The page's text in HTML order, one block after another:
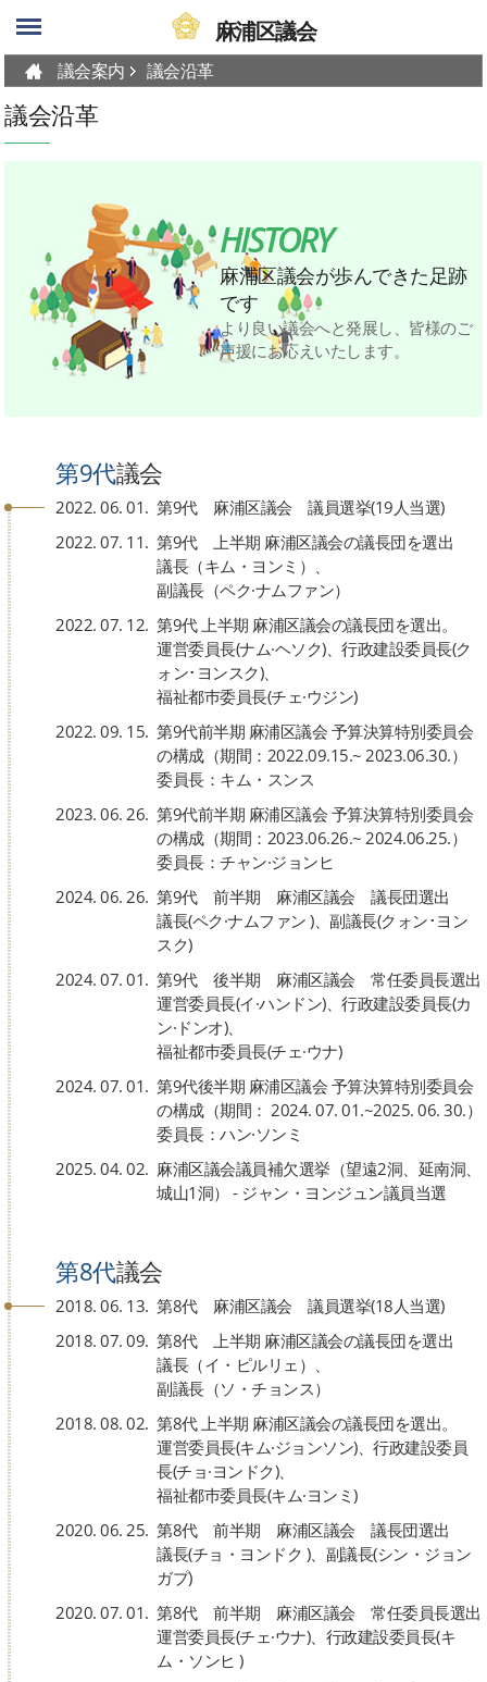
麻浦区議会
議会案内 議会沿革
議会沿革
HISTORY
麻浦区議会が歩んできた足跡
です
より良い議会へと発展し、皆様のご
声援にお応えいたします。
第9代議会
2022. 06. 01. 第9代 麻浦区議会 議員選挙(19人当選)
2022. 07. 11. 第9代 上半期 麻浦区議会の議長団を選出
議長（キム・ヨンミ）、
副議長（ペク·ナムファン）
2022. 07. 12. 第9代 上半期 麻浦区議会の議長団を選出。
運営委員長(ナム·ヘソク)、行政建設委員長(ク
ォン･ヨンスク)、
福祉都巿委員長(チェ·ウジン)
2022. 09. 15. 第9代前半期 麻浦区議会 予算決算特別委員会
の構成（期間：2022.09.15.~ 2023.06.30.）
委員長：キム・スンス
2023. 06. 26. 第9代前半期 麻浦区議会 予算決算特別委員会
の構成（期間：2023.06.26.~ 2024.06.25.）
委員長：チャン·ジョンヒ
2024. 06. 26. 第9代 前半期 麻浦区議会 議長団選出
議長(ペク·ナムファン )、副議長(クォン･ヨン
スク)
2024. 07. 01. 第9代 後半期 麻浦区議会 常任委員長選出
運営委員長(イ·ハンドン)、行政建設委員長(カ
ン·ドンオ)、
福祉都巿委員長(チェ·ウナ)
2024. 07. 01. 第9代後半期 麻浦区議会 予算決算特別委員会
の構成（期間： 2024. 07. 01.~2025. 06. 30.）
委員長：ハン·ソンミ
2025. 04. 02. 麻浦区議会議員補欠選挙（望遠2洞、延南洞、
城山1洞） - ジャン・ヨンジュン議員当選
第8代議会
2018. 06. 13. 第8代 麻浦区議会 議員選挙(18人当選)
2018. 07. 09. 第8代 上半期 麻浦区議会の議長団を選出
議長（イ・ピルリェ）、
副議長（ソ・チョンス）
2018. 08. 02. 第8代 上半期 麻浦区議会の議長団を選出。
運営委員長(キム·ジョンソン)、行政建設委員
長(チョ·ヨンドク)、
福祉都巿委員長(キム·ヨンミ)
2020. 06. 25. 第8代 前半期 麻浦区議会 議長団選出
議長(チョ・ヨンドク )、副議長(シン・ジョン
ガプ)
2020. 07. 01. 第8代 前半期 麻浦区議会 常任委員長選出
運営委員長(チェ·ウナ)、行政建設委員長(キ
ム・ソンヒ )